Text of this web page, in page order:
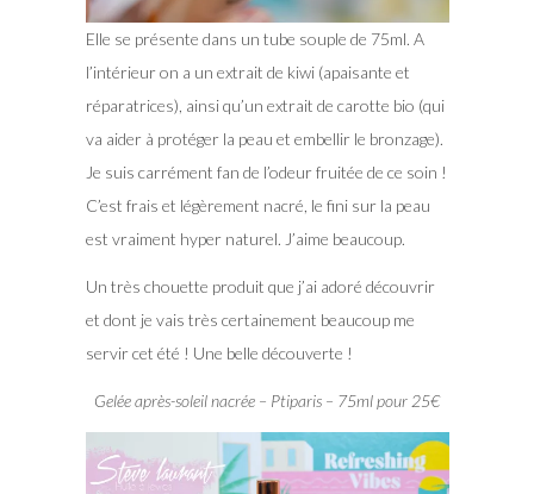
Elle se présente dans un tube souple de 75ml. A
l’intérieur on a un extrait de kiwi (apaisante et
réparatrices), ainsi qu’un extrait de carotte bio (qui
va aider à protéger la peau et embellir le bronzage).
Je suis carrément fan de l’odeur fruitée de ce soin !
C’est frais et légèrement nacré, le fini sur la peau
est vraiment hyper naturel. J’aime beaucoup.
Un très chouette produit que j’ai adoré découvrir
et dont je vais très certainement beaucoup me
servir cet été ! Une belle découverte !
Gelée après-soleil nacrée – Ptiparis – 75ml pour 25€